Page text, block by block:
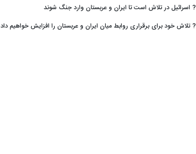
? اسرائیل در تلاش است تا ایران و عربستان وارد جنگ شوند
? تلاش خود برای برقراری روابط میان ایران و عربستان را افزایش خواهیم داد